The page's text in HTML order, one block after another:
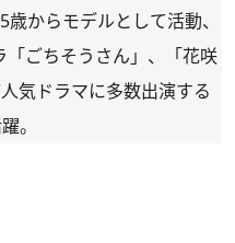
からモデルとして活動、
ごちそうさん」、「花咲
気ドラマに多数出演する
。